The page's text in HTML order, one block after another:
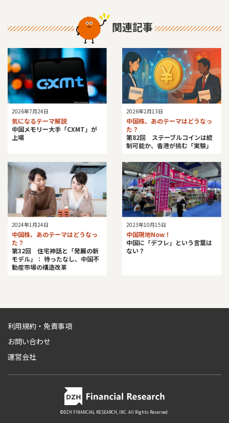
関連記事
2026年7月24日
気になるテーマ解説
中国メモリー大手「CXMT」が
上場
2026年2月13日
中国株、あのテーマはどうなっ
た？
第82回 ステーブルコインは統
制可能か、香港が挑む「実験」
2024年1月24日
中国株、あのテーマはどうなっ
た？
第32回 住宅神話と「発展の新
モデル」： 待ったなし、中国不
動産市場の構造改革
2023年10月15日
中国現地Now！
中国に「デフレ」という言葉は
ない？
利用規約・免責事項
お問い合わせ
運営会社
©DZH FINANCIAL RESEARCH, INC. All Rights Reserved.